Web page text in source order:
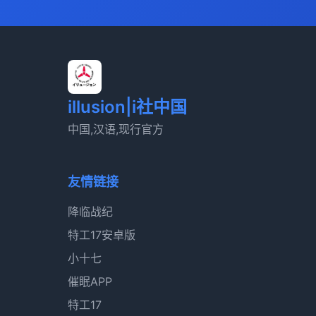
illusion|i社中国
中国,汉语,现行官方
友情链接
降临战纪
特工17安卓版
小十七
催眠APP
特工17